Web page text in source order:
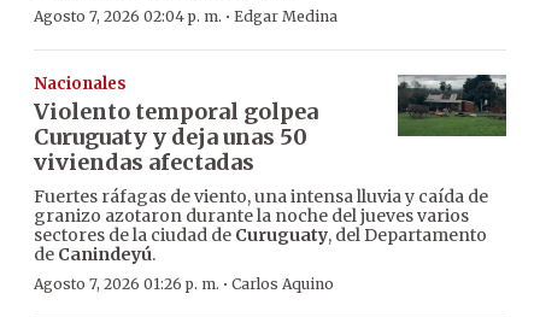
Agosto 7, 2026 02:04 p. m. · Edgar Medina
Nacionales
Violento temporal golpea
Curuguaty y deja unas 50
viviendas afectadas
Fuertes ráfagas de viento, una intensa lluvia y caída de
granizo azotaron durante la noche del jueves varios
sectores de la ciudad de Curuguaty, del Departamento
de Canindeyú.
Agosto 7, 2026 01:26 p. m. · Carlos Aquino